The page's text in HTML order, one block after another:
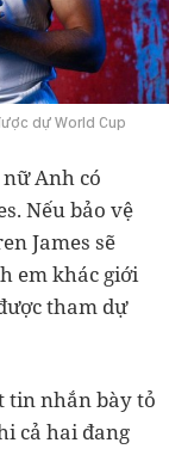
dự World Cup
Anh có
Nếu bảo vệ
James sẽ
em khác giới
tham dự
tin nhắn bày tỏ
cả hai đang